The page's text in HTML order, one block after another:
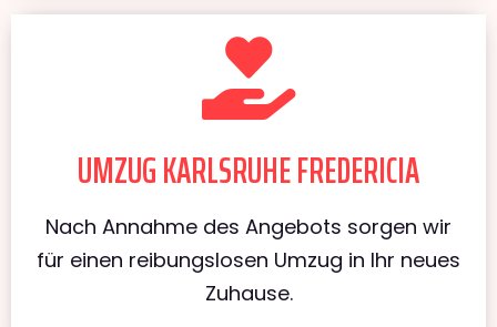
UMZUG KARLSRUHE FREDERICIA
Nach Annahme des Angebots sorgen wir
für einen reibungslosen Umzug in Ihr neues
Zuhause.